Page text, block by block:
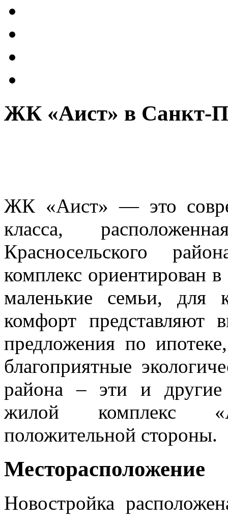
ЖК «Аист» в Санкт-
ЖК «Аист» — это
класса,
Красносельского
комплекс ориентирован
маленькие семьи, для
комфорт представляют
предложения по
благоприятные
района – эти и другие
жилой комплекс
положительной стороны.
Месторасположение
Новостройка